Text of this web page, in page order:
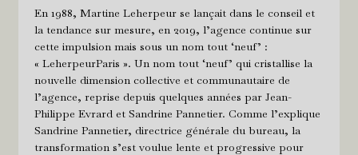
En 1988, Martine Leherpeur se lançait dans le conseil et
la tendance sur mesure, en 2019, l’agence continue sur
cette impulsion mais sous un nom tout ‘neuf’ :
« LeherpeurParis ». Un nom tout ‘neuf’ qui cristallise la
nouvelle dimension collective et communautaire de
l’agence, reprise depuis quelques années par Jean-
Philippe Evrard et Sandrine Pannetier. Comme l’explique
Sandrine Pannetier, directrice générale du bureau, la
transformation s’est voulue lente et progressive pour